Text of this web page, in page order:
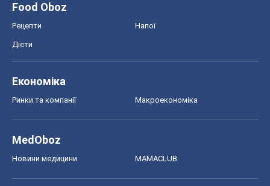
Food Oboz
Рецепти Напої
Дієти
Економіка
Ринки та компанії Макроекономіка
MedOboz
Новини медицини MAMACLUB